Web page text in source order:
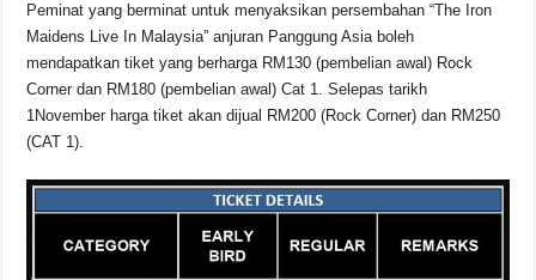
Peminat yang berminat untuk menyaksikan persembahan “The Iron
Maidens Live In Malaysia” anjuran Panggung Asia boleh
mendapatkan tiket yang berharga RM130 (pembelian awal) Rock
Corner dan RM180 (pembelian awal) Cat 1. Selepas tarikh
1November harga tiket akan dijual RM200 (Rock Corner) dan RM250
(CAT 1).